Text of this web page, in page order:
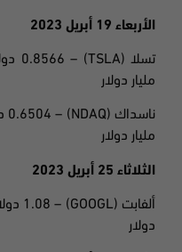
الأربعاء 19 أبريل 2023
تسلا (TSLA) – 0.8566
مليار دولار
ناسداك (NDAQ) – 0.6504
مليار دولار
الثلاثاء 25 أبريل 2023
ألفابت (GOOGL) – 1.08
دولار